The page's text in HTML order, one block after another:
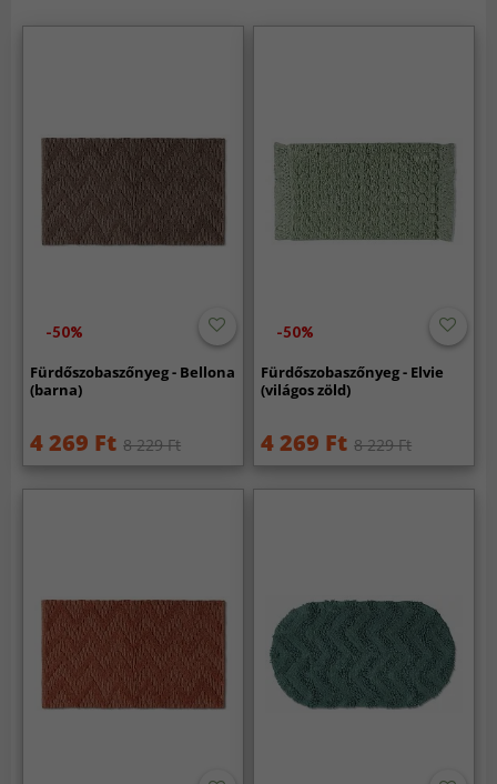
-50%
Fürdőszobaszőnyeg - Bellona
(barna)
4 269 Ft 8 229 Ft
-50%
Fürdőszobaszőnyeg - Elvie
(világos zöld)
4 269 Ft 8 229 Ft